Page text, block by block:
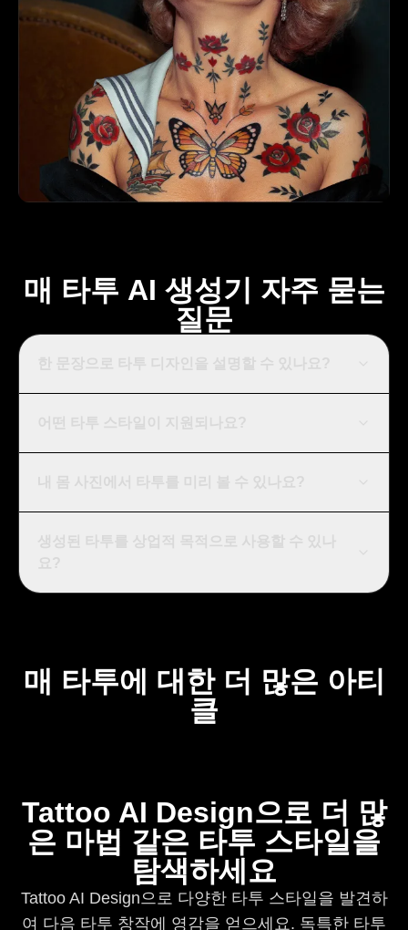
매 타투 AI 생성기 자주 묻는
질문
매 타투에 대한 더 많은 아티
클
Tattoo AI Design으로 더 많
은 마법 같은 타투 스타일을
탐색하세요
Tattoo AI Design으로 다양한 타투 스타일을 발견하
여 다음 타투 창작에 영감을 얻으세요. 독특한 타투